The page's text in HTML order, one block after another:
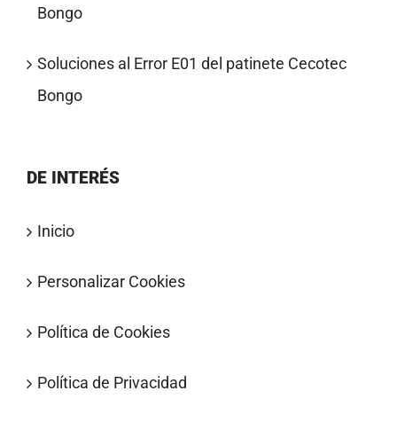
Bongo
Soluciones al Error E01 del patinete Cecotec
Bongo
DE INTERÉS
Inicio
Personalizar Cookies
Política de Cookies
Política de Privacidad